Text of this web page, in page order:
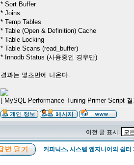
* Sort Buffer
* Joins
* Temp Tables
* Table (Open & Definition) Cache
* Table Locking
* Table Scans (read_buffer)
* Innodb Status (사용중인 경우만)
결과는 몇초만에 나온다.
[ MySQL Performance Tuning Primer Script
이전 글 표시:
커피닉스, 시스템 엔지니어의 쉼터